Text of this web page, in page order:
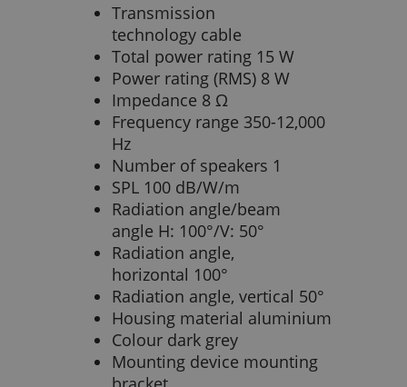
Transmission
technology cable
Total power rating 15 W
Power rating (RMS) 8 W
Impedance 8 Ω
Frequency range 350-12,000
Hz
Number of speakers 1
SPL 100 dB/W/m
Radiation angle/beam
angle H: 100°/V: 50°
Radiation angle,
horizontal 100°
Radiation angle, vertical 50°
Housing material aluminium
Colour dark grey
Mounting device mounting